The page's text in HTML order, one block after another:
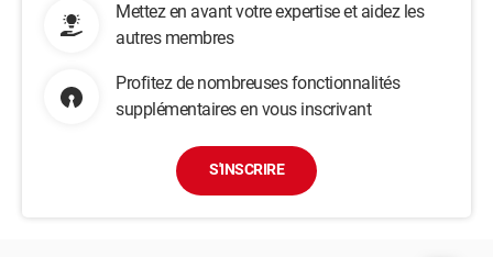
Mettez en avant votre expertise et aidez les
autres membres
Profitez de nombreuses fonctionnalités
supplémentaires en vous inscrivant
S'INSCRIRE